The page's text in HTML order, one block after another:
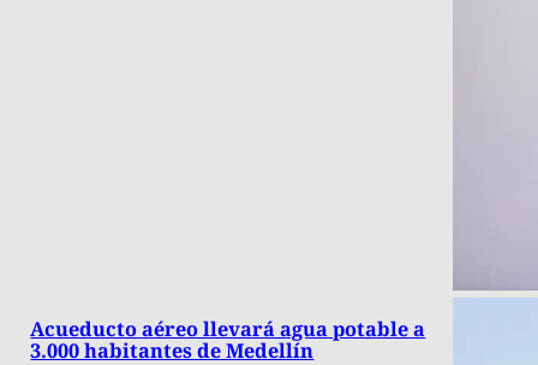
Acueducto aéreo llevará agua potable a
3.000 habitantes de Medellín